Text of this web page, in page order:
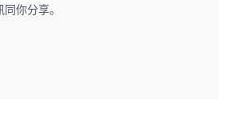
你分享。